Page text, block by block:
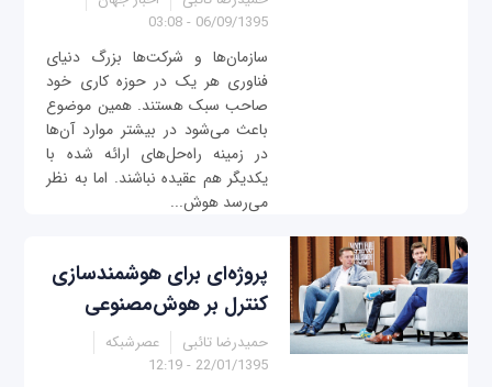
06/09/1395 - 03:08
سازمان‌ها و شرکت‌ها بزرگ دنیای
فناوری هر یک در حوزه کاری خود
صاحب سبک هستند. همین موضوع
باعث می‌شود در بیشتر موارد آن‌ها
در زمینه راه‌حل‌های ارائه شده با
یکدیگر هم عقیده نباشند. اما به نظر
می‌رسد هوش...
پروژه‌ای برای هوشمند‌سازی
کنترل بر هوش‌مصنوعی
حمیدرضا تائبی
عصرشبکه
22/01/1395 - 12:19